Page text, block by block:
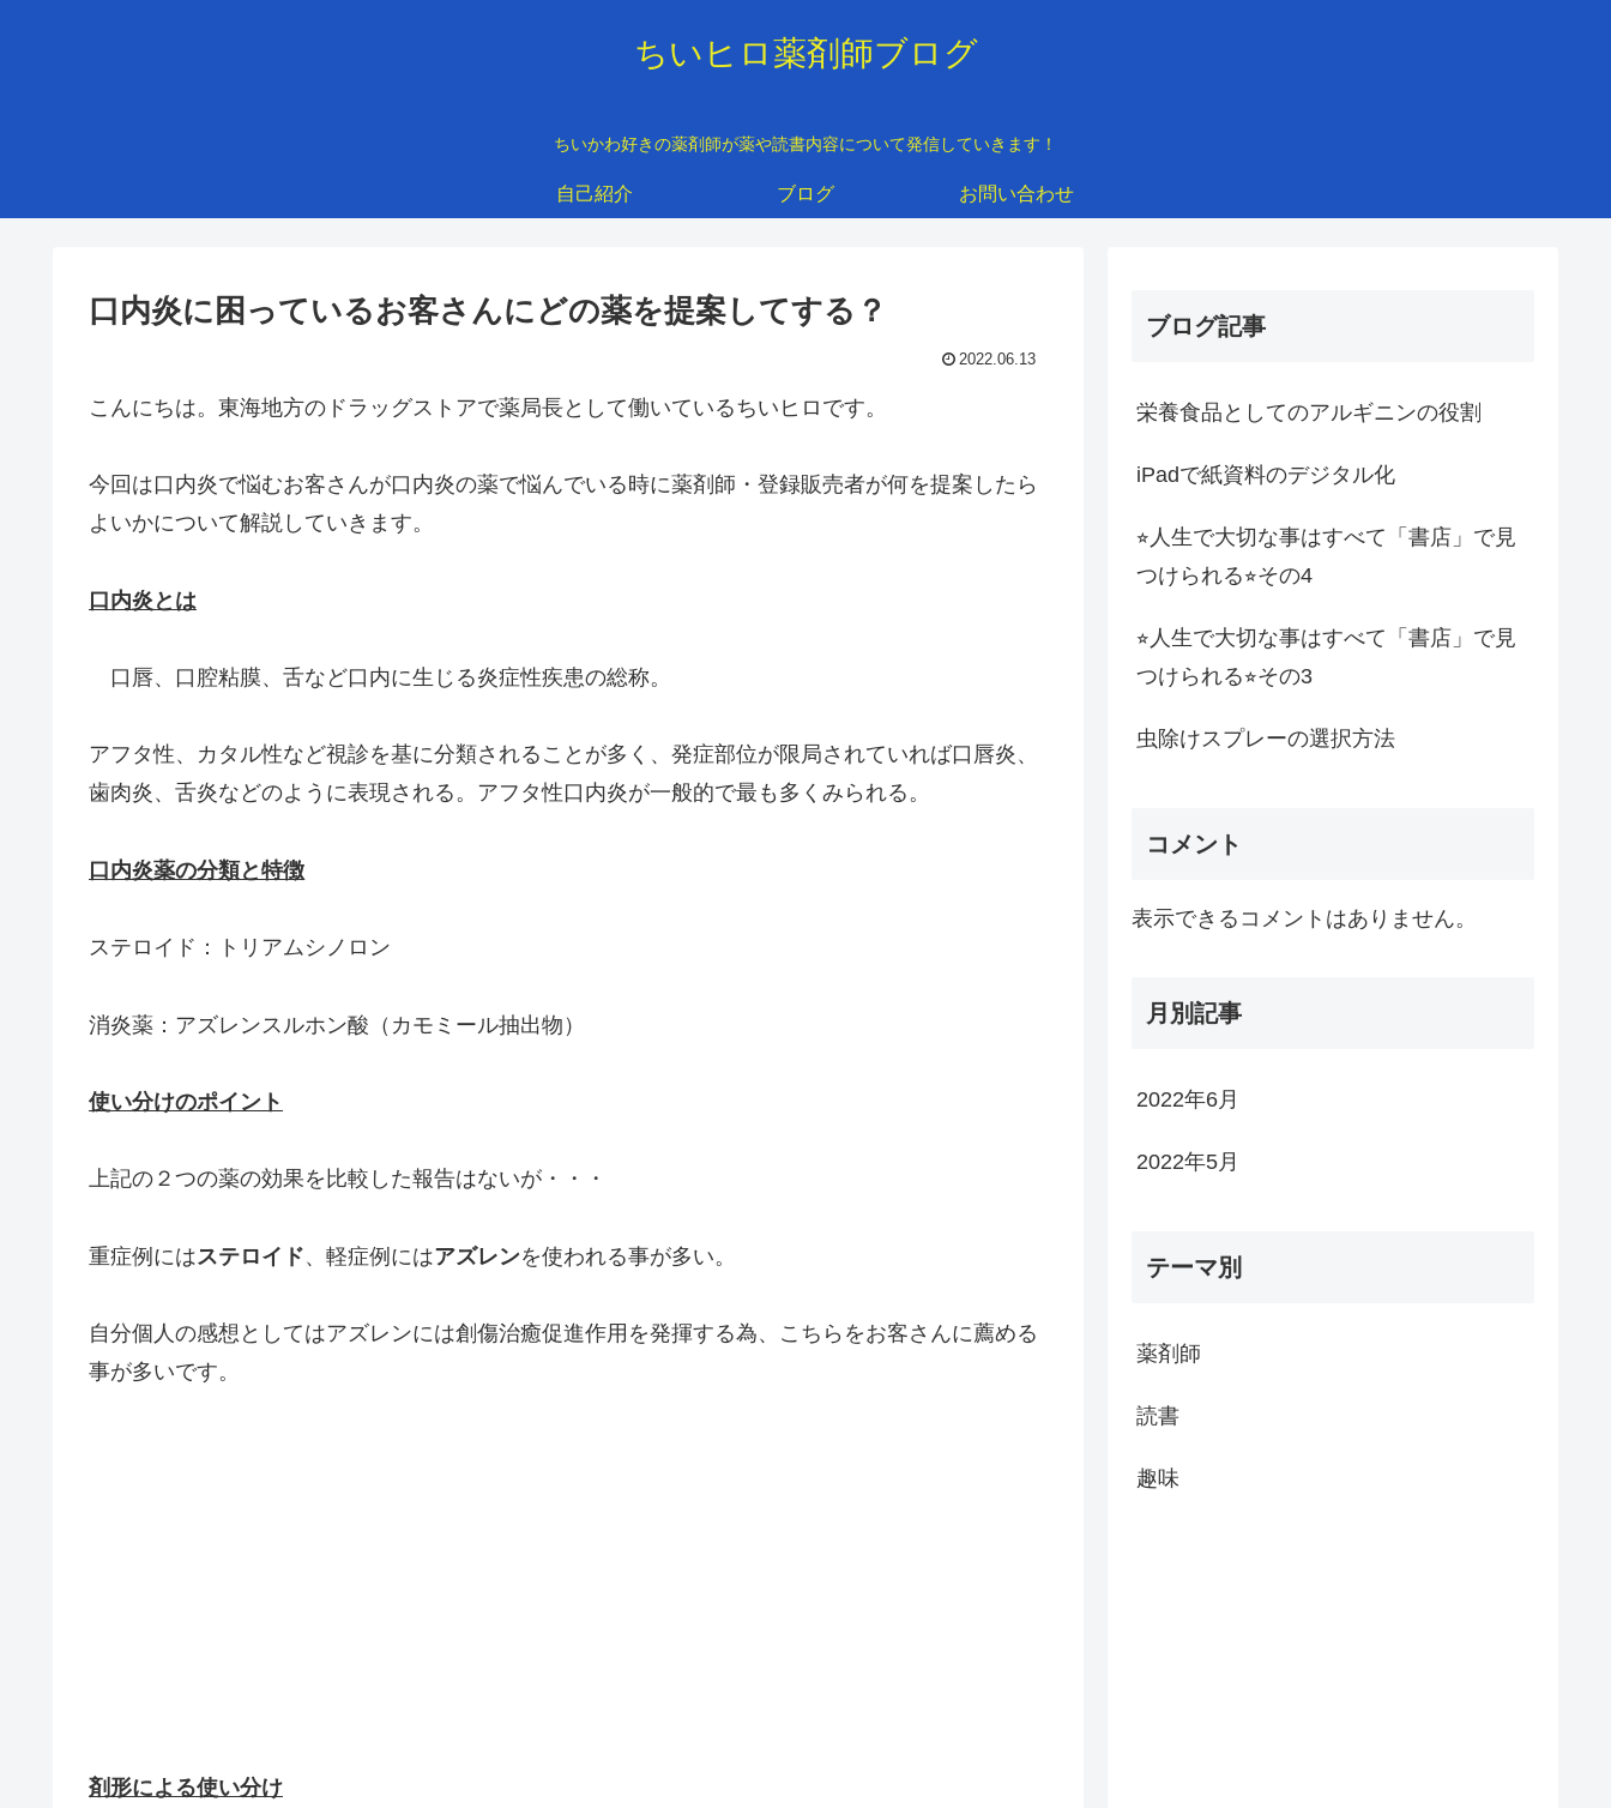
ちいヒロ薬剤師ブログ
ちいかわ好きの薬剤師が薬や読書内容について発信していきます！
自己紹介 ブログ お問い合わせ
口内炎に困っているお客さんにどの薬を提案してする？
2022.06.13
こんにちは。東海地方のドラッグストアで薬局長として働いているちいヒロです。
今回は口内炎で悩むお客さんが口内炎の薬で悩んでいる時に薬剤師・登録販売者が何を提案したら
よいかについて解説していきます。
口内炎とは
口唇、口腔粘膜、舌など口内に生じる炎症性疾患の総称。
アフタ性、カタル性など視診を基に分類されることが多く、発症部位が限局されていれば口唇炎、
歯肉炎、舌炎などのように表現される。アフタ性口内炎が一般的で最も多くみられる。
口内炎薬の分類と特徴
ステロイド：トリアムシノロン
消炎薬：アズレンスルホン酸（カモミール抽出物）
使い分けのポイント
上記の２つの薬の効果を比較した報告はないが・・・
重症例にはステロイド、軽症例にはアズレンを使われる事が多い。
自分個人の感想としてはアズレンには創傷治癒促進作用を発揮する為、こちらをお客さんに薦める
事が多いです。
剤形による使い分け
ブログ記事
栄養食品としてのアルギニンの役割
iPadで紙資料のデジタル化
⭐︎人生で大切な事はすべて「書店」で見
つけられる⭐︎その4
⭐︎人生で大切な事はすべて「書店」で見
つけられる⭐︎その3
虫除けスプレーの選択方法
コメント
表示できるコメントはありません。
月別記事
2022年6月
2022年5月
テーマ別
薬剤師
読書
趣味